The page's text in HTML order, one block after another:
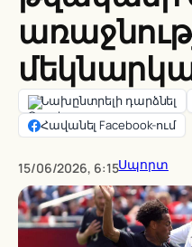
Նախընտրելի դարձնել
Հավանել Facebook-ում
15/06/2026, 6:15Սպորտ